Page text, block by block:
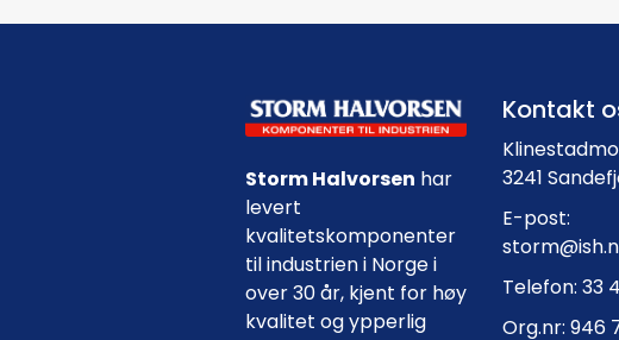
Storm Halvorsen har
levert
kvalitetskomponenter
til industrien i Norge i
over 30 år, kjent for høy
kvalitet og ypperlig
Kontakt
3241
E-post:
Telefon: 33
Org.nr: 946